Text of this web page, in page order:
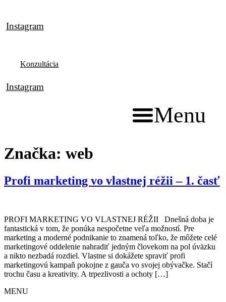
obsah
Instagram
Konzultácia
Instagram
Menu
Značka: web
Profi marketing vo vlastnej réžii – 1. časť
PROFI MARKETING VO VLASTNEJ RÉŽII Dnešná doba je
fantastická v tom, že ponúka nespočetne veľa možností. Pre
marketing a moderné podnikanie to znamená toľko, že môžete celé
marketingové oddelenie nahradiť jedným človekom na pol úväzku
a nikto nezbadá rozdiel. Vlastne si dokážete spraviť profi
marketingovú kampaň pokojne z gauča vo svojej obývačke. Stačí
trochu času a kreativity. A trpezlivosti a ochoty […]
MENU